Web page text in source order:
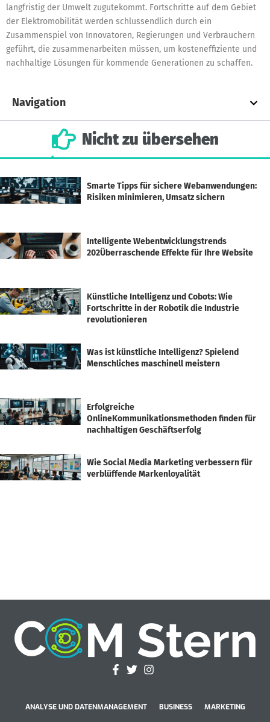
langfristig der Umwelt zugutekommt. Fortschritte auf dem Gebiet
der Elektromobilität werden schlussendlich durch ein
Zusammenspiel von Innovatoren, Regierungen und Verbrauchern
geführt, die zusammenarbeiten müssen, um kosteneffiziente und
nachhaltige Lösungen für kommende Generationen zu schaffen.
Navigation
Nicht zu übersehen
Smarte Tipps für sichere Webanwendungen:
Risiken minimieren, Umsatz sichern
Intelligente Webentwicklungstrends
202Überraschende Effekte für Ihre Website
Künstliche Intelligenz und Cobots: Wie
Fortschritte in der Robotik die Industrie
revolutionieren
Was ist künstliche Intelligenz? Spielend
Menschliches maschinell meistern
Erfolgreiche
OnlineKommunikationsmethoden finden für
nachhaltigen Geschäftserfolg
Wie Social Media Marketing verbessern für
verblüffende Markenloyalität
ANALYSE UND DATENMANAGEMENT BUSINESS MARKETING